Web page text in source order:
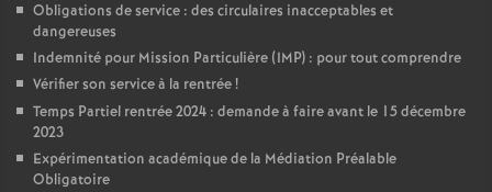
Obligations de service : des circulaires inacceptables et
dangereuses
Indemnité pour Mission Particulière (IMP) : pour tout comprendre
Vérifier son service à la rentrée!
Temps Partiel rentrée 2024 : demande à faire avant le 15 décembre
2023
Expérimentation académique de la Médiation Préalable
Obligatoire